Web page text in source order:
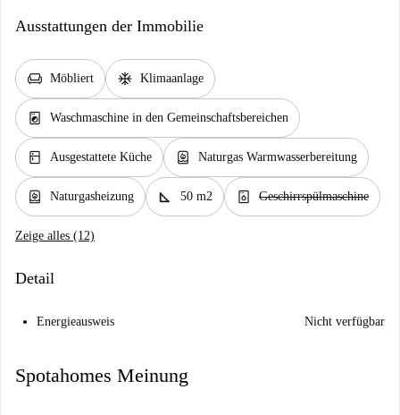
Ausstattungen der Immobilie
chair Möbliert ac_unit Klimaanlage
local_laundry_service Waschmaschine in den Gemeinschaftsbereichen
kitchen Ausgestattete Küche water_heater Naturgas Warmwasserbereitung
water_heater Naturgasheizung square_foot 50 m2 dishwasher_gen Geschirrspülmaschine
Zeige alles (12)
Detail
Energieausweis Nicht verfügbar
Spotahomes Meinung